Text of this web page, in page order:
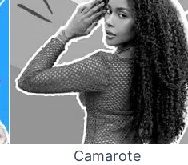
Camarote